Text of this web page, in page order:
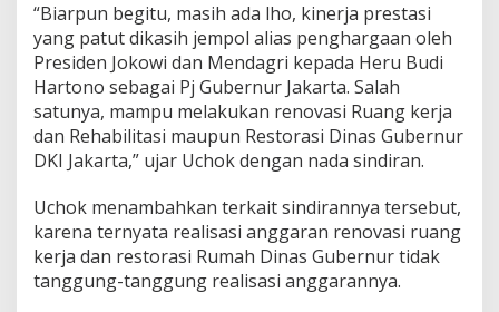
e
n
o
v
s
i
R
a
g
K
e
“Biarpun begitu, masih ada lho, kinerja prestasi
yang patut dikasih jempol alias penghargaan oleh
Presiden Jokowi dan Mendagri kepada Heru Budi
Hartono sebagai Pj Gubernur Jakarta. Salah
satunya, mampu melakukan renovasi Ruang kerja
dan Rehabilitasi maupun Restorasi Dinas Gubernur
DKI Jakarta,” ujar Uchok dengan nada sindiran.
Uchok menambahkan terkait sindirannya tersebut,
karena ternyata realisasi anggaran renovasi ruang
kerja dan restorasi Rumah Dinas Gubernur tidak
tanggung-tanggung realisasi anggarannya.